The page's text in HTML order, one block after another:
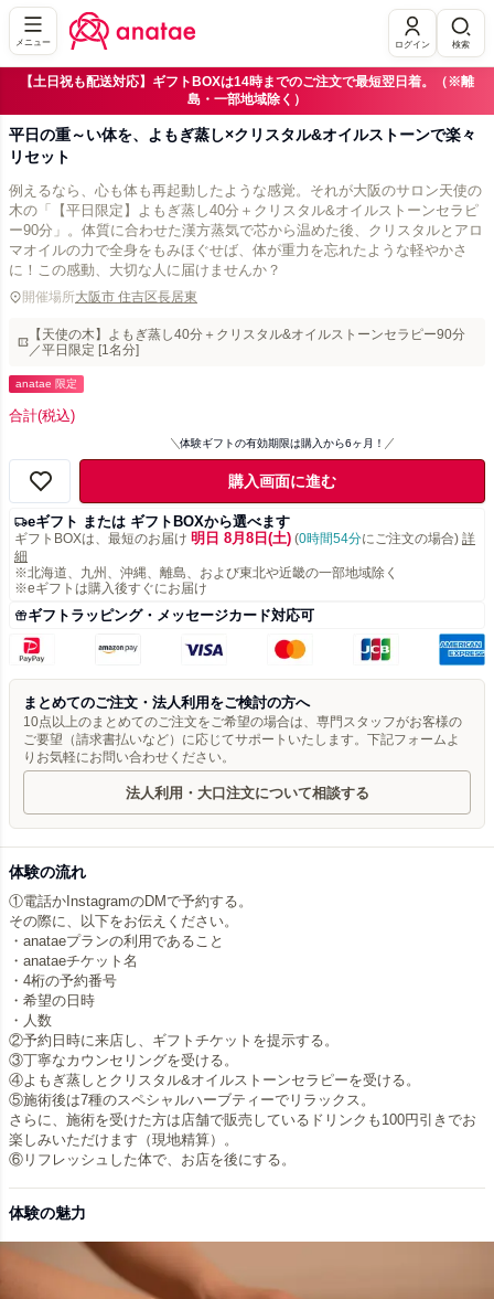
メニュー ログイン 検索
【土日祝も配送対応】ギフトBOXは14時までのご注文で最短翌日着。（※離
島・一部地域除く）
平日の重～い体を、よもぎ蒸し×クリスタル&オイルストーンで楽々
リセット
例えるなら、心も体も再起動したような感覚。それが大阪のサロン天使の
木の「【平日限定】よもぎ蒸し40分＋クリスタル&オイルストーンセラピ
ー90分」。体質に合わせた漢方蒸気で芯から温めた後、クリスタルとアロ
マオイルの力で全身をもみほぐせば、体が重力を忘れたような軽やかさ
に！この感動、大切な人に届けませんか？
開催場所大阪市 住吉区長居東
【天使の木】よもぎ蒸し40分＋クリスタル&オイルストーンセラピー90分
／平日限定 [1名分]
anatae 限定
合計(税込)
体験ギフトの有効期限は購入から6ヶ月！
購入画面に進む
eギフト または ギフトBOXから選べます
ギフトBOXは、最短のお届け 明日 8月8日(土) (0時間54分にご注文の場合) 詳
細
※北海道、九州、沖縄、離島、および東北や近畿の一部地域除く
※eギフトは購入後すぐにお届け
ギフトラッピング・メッセージカード対応可
まとめてのご注文・法人利用をご検討の方へ
10点以上のまとめてのご注文をご希望の場合は、専門スタッフがお客様の
ご要望（請求書払いなど）に応じてサポートいたします。下記フォームよ
りお気軽にお問い合わせください。
法人利用・大口注文について相談する
体験の流れ
①電話かInstagramのDMで予約する。
その際に、以下をお伝えください。
・anataeプランの利用であること
・anataeチケット名
・4桁の予約番号
・希望の日時
・人数
②予約日時に来店し、ギフトチケットを提示する。
③丁寧なカウンセリングを受ける。
④よもぎ蒸しとクリスタル&オイルストーンセラピーを受ける。
⑤施術後は7種のスペシャルハーブティーでリラックス。
さらに、施術を受けた方は店舗で販売しているドリンクも100円引きでお
楽しみいただけます（現地精算）。
体験の魅力